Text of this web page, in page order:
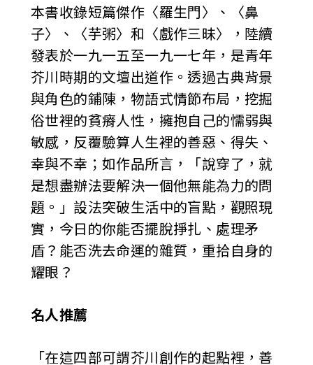
本書收錄短篇傑作〈羅生門〉、〈鼻
子〉、〈芋粥〉和〈戲作三昧〉，陸續
發表於一九一五至一九一七年，是青年
芥川時期的文壇出道作。透過古典背景
與角色的鋪陳，物語式情節布局，挖掘
俗世裡的貧瘠人性，擁抱自己的懦弱與
敏感，反覆驗算人生裡的善惡、得失、
幸與不幸；如作品所言，「說穿了，就
是想盡辦法要解決一個他無能為力的問
題。」設法突破生活中的盲點，觀照現
實，今日的你能否擺脫掙扎、處理矛
盾？能否洗去命運的雜質，重拾自身的
耀眼？
名人推薦
「在這四部可謂芥川創作的起點裡，善